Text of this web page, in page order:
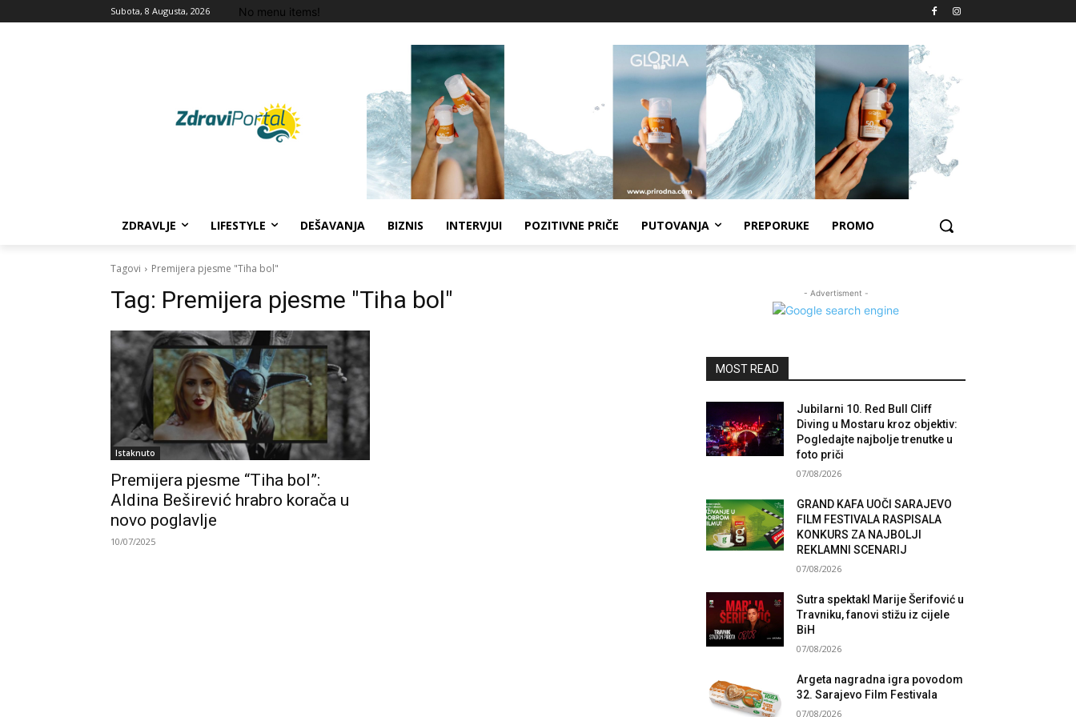
Subota, 8 Augusta, 2026 No menu items!
ZDRAVLJE LIFESTYLE DEŠAVANJA BIZNIS INTERVJUI POZITIVNE PRIČE PUTOVANJA PREPORUKE PROMO
Tagovi Premijera pjesme "Tiha bol"
Tag: Premijera pjesme "Tiha bol"
Istaknuto
Premijera pjesme “Tiha bol”:
Aldina Beširević hrabro korača u
novo poglavlje
10/07/2025
- Advertisment -
MOST READ
Jubilarni 10. Red Bull Cliff
Diving u Mostaru kroz objektiv:
Pogledajte najbolje trenutke u
foto priči
07/08/2026
GRAND KAFA UOČI SARAJEVO
FILM FESTIVALA RASPISALA
KONKURS ZA NAJBOLJI
REKLAMNI SCENARIJ
07/08/2026
Sutra spektakl Marije Šerifović u
Travniku, fanovi stižu iz cijele
BiH
07/08/2026
Argeta nagradna igra povodom
32. Sarajevo Film Festivala
07/08/2026